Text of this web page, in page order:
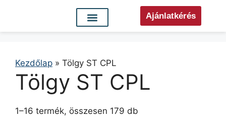
Ajánlatkérés
Kezdőlap » Tölgy ST CPL
Tölgy ST CPL
1–16 termék, összesen 179 db